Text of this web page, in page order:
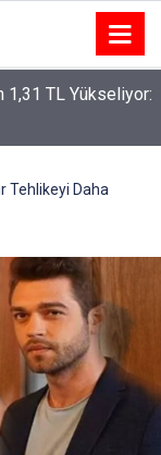
1,31 TL Yükseliyor:
Tehlikeyi Daha